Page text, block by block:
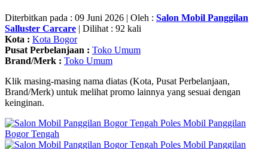
Diterbitkan pada : 09 Juni 2026 | Oleh : Salon Mobil Panggilan
Salluster Carcare | Dilihat : 92 kali
Kota : Kota Bogor
Pusat Perbelanjaan : Toko Umum
Brand/Merk : Toko Umum
Klik masing-masing nama diatas (Kota, Pusat Perbelanjaan,
Brand/Merk) untuk melihat promo lainnya yang sesuai dengan
keinginan.